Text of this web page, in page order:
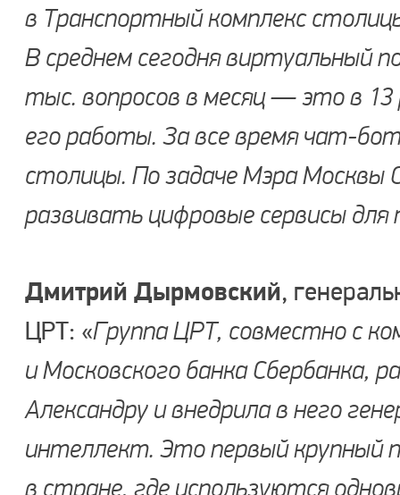
в Транспортный комплекс
В среднем сегодня виртуальный
тыс. вопросов в месяц — это в 13
его работы. За все время чат-
столицы. По задаче Мэра Москвы
развивать цифровые сервисы для
Дмитрий Дырмовский,
ЦРТ: «Группа ЦРТ, совместно с
и Московского банка Сбербанка,
Александру и внедрила в него
интеллект. Это первый крупный
в стране, где используются